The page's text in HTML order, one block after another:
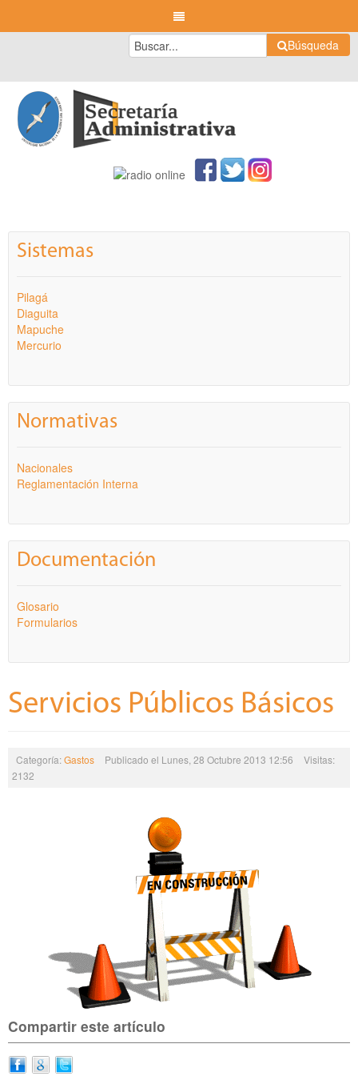
Búsqueda
Sistemas
Pilagá
Diaguita
Mapuche
Mercurio
Normativas
Nacionales
Reglamentación Interna
Documentación
Glosario
Formularios
Servicios Públicos Básicos
Categoría:Gastos Publicado el Lunes, 28 Octubre 2013 12:56
Visitas:
2132
Compartir este artículo